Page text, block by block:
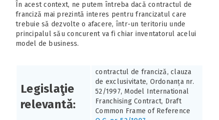
În acest context, ne putem întreba dacă contractul de
franciză mai prezintă interes pentru francizatul care
trebuie să dezvolte o afacere, într-un teritoriu unde
principalul său concurent va fi chiar inventatorul acelui
model de business.
Legislaţie
relevantă:
contractul de franciză, clauza
de exclusivitate, Ordonanța nr.
52/1997, Model International
Franchising Contract, Draft
Common Frame of Reference